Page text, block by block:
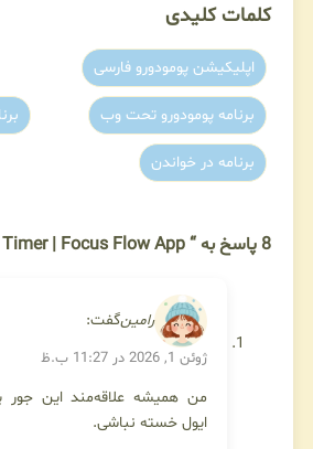
کلمات کلیدی
اپلیکیشن پومودورو فارسی
برنامه پومودورو تحت وب
برنامه در خواندن
8 پاسخ به “ Pomodoro Timer | Focus Flow App”
رامینگفت:
ژوئن 1, 2026 در 11:27 ب.ظ
من همیشه علاقه‌مند این جور
ایول خسته نباشی.